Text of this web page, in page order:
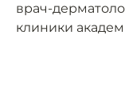
врач-
клиники